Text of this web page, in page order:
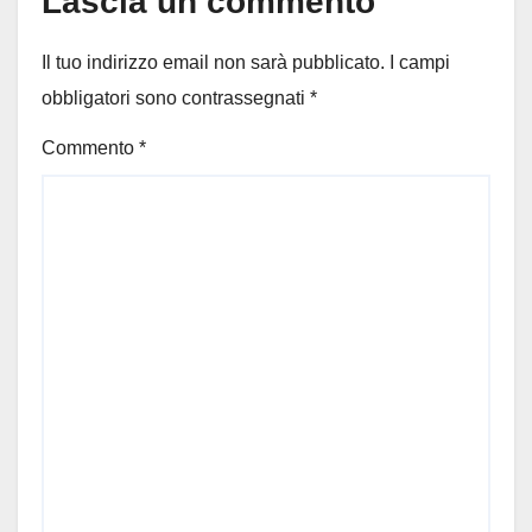
Il tuo indirizzo email non sarà pubblicato.
I campi
obbligatori sono contrassegnati *
Commento *